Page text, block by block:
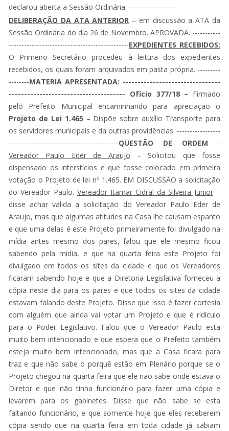
declarou aberta a Sessão Ordinária. ------------------
DELIBERAÇÃO DA ATA ANTERIOR – em discussão a ATA da
Sessão Ordinária do dia 26 de Novembro. APROVADA. -----------
-----------------------------------------------EXPEDIENTES RECEBIDOS:
O Primeiro Secretário procedeu à leitura dos expedientes
recebidos, os quais foram arquivados em pasta própria. ---------
--------MATERIA APRESENTADA: --------------------------------
-------------------------------------- Ofício 377/18 – Firmado
pelo Prefeito Municipal encaminhando para apreciação o
Projeto de Lei 1.465 – Dispõe sobre auxílio Transporte para
os servidores municipais e da outras providências. -----------------
-------------------------------------------QUESTÃO DE ORDEM -
Vereador Paulo Eder de Araujo – Solicitou que fosse
dispensado os interstícios e que fosse colocado em primeira
votação o Projeto de lei nº 1.465. EM DISCUSSÃO a solicitação
do Vereador Paulo. Vereador Itamar Cidral da Silveira Junior –
disse achar valida a solicitação do Vereador Paulo Eder de
Araujo, mas que algumas atitudes na Casa lhe causam espanto
e que uma delas é este Projeto primeiramente foi divulgado na
mídia antes mesmo dos pares, falou que ele mesmo ficou
sabendo pela mídia, e que na quarta feira este Projeto foi
divulgado em todos os sites da cidade e que os Vereadores
ficaram sabendo hoje e que a Diretoria Legislativa forneceu a
cópia neste dia para os pares e que todos os sites da cidade
estavam falando deste Projeto. Disse que isso é fazer cortesia
com alguém que ainda vai votar um Projeto e que é ridículo
para o Poder Legislativo. Falou que o Vereador Paulo esta
muito bem intencionado e que espera que o Prefeito também
esteja muito bem intencionado, mas que a Casa ficara para
traz e que não sabe o porquê estão em Plenário porque se o
Projeto chegou na quarta feira que ele não sabe onde estava o
Diretor e que não tinha funcionário para fazer uma cópia e
levarem para os gabinetes. Disse que não sabe se esta
faltando funcionário, e que somente hoje que eles receberem
cópia sendo que na quarta feira em toda cidade já sabiam